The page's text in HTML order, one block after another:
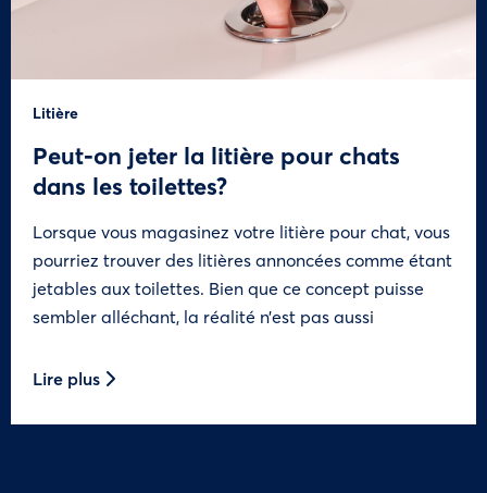
Litière
Peut-on jeter la litière pour chats
dans les toilettes?
Lorsque vous magasinez votre litière pour chat, vous
pourriez trouver des litières annoncées comme étant
jetables aux toilettes. Bien que ce concept puisse
sembler alléchant, la réalité n’est pas aussi
Lire plus